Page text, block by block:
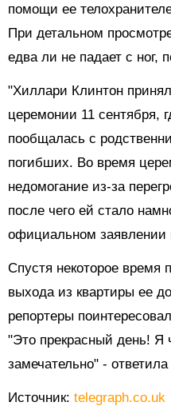
помощи ее
При детальном
едва ли не падает с ног,
"Хиллари Клинтон
церемонии 11 сентября,
пообщалась с
погибших. Во время
недомогание из-за
после чего ей стало
официальном
Спустя некоторое время
выхода из квартиры ее
репортеры
"Это прекрасный день! Я
замечательно" -
Источник: telegraph.co.uk